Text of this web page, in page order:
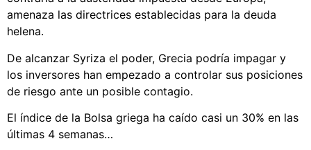
amenaza las directrices establecidas para la deuda
helena.
De alcanzar Syriza el poder, Grecia podría impagar y
los inversores han empezado a controlar sus posiciones
de riesgo ante un posible contagio.
El índice de la Bolsa griega ha caído casi un 30% en las
últimas 4 semanas…